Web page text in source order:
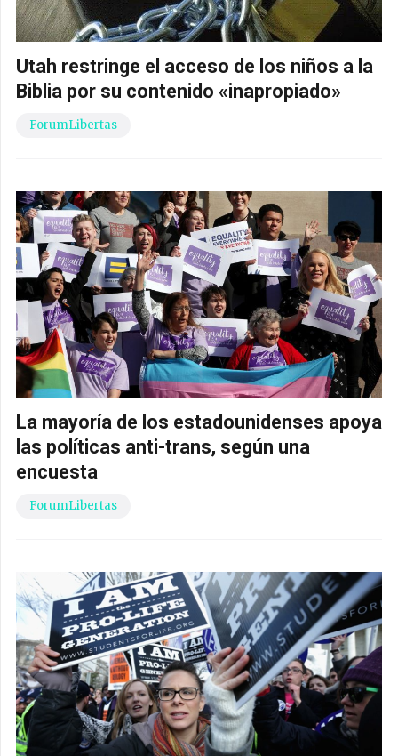
Utah restringe el acceso de los niños a la
Biblia por su contenido «inapropiado»
ForumLibertas
La mayoría de los estadounidenses apoya
las políticas anti-trans, según una
encuesta
ForumLibertas